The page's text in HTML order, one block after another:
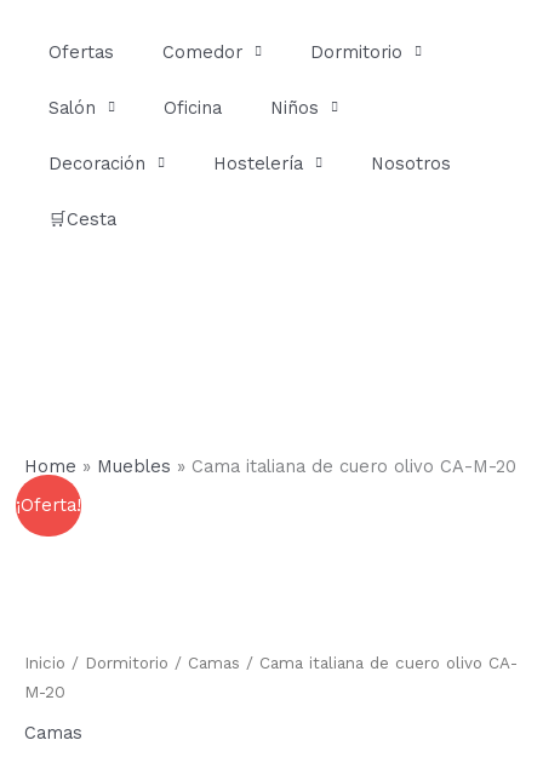
Ofertas Comedor Dormitorio
Salón Oficina Niños
Decoración Hostelería Nosotros
🛒Cesta
Home » Muebles » Cama italiana de cuero olivo CA-M-20
¡Oferta!
Inicio / Dormitorio / Camas / Cama italiana de cuero olivo CA-
M-20
Camas
desde
Cama
italiana
de
20
cantidad